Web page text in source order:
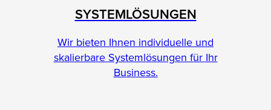
SYSTEMLÖSUNGEN
Wir bieten Ihnen individuelle und
skalierbare Systemlösungen für Ihr
Business.